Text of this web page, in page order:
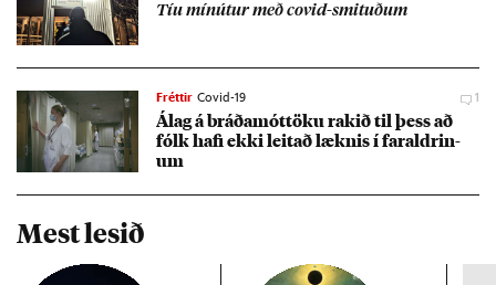
Tíu mín­út­ur með covid-smit­uð­um
Fréttir Covid-19 1
Álag á bráða­mót­töku rak­ið til þess að
fólk hafi ekki leit­að lækn­is í far­aldr­in­
um
Mest lesið